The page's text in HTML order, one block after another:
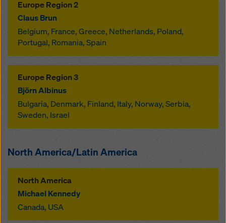
Europe Region 2
Claus Brun
Belgium, France, Greece, Netherlands, Poland,
Portugal, Romania, Spain
Europe Region 3
Björn Albinus
Bulgaria, Denmark, Finland, Italy, Norway, Serbia,
Sweden, Israel
North America/Latin America
North America
Michael Kennedy
Canada, USA